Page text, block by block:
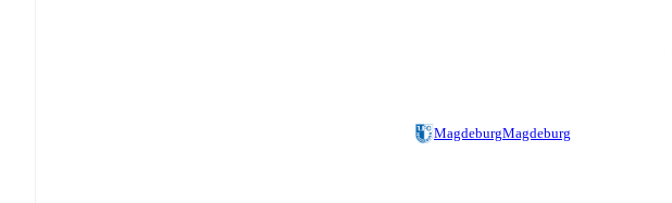
MagdeburgMagdeburg